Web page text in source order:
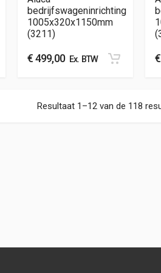
bedrijfswageninrichting
1005x320x1150mm
(3211)
€499,00Ex. BTW €
Resultaat 1–12 van de 118